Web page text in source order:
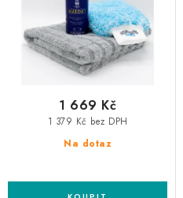
Na dotaz
1 379 Kč bez DPH
1 669 Kč